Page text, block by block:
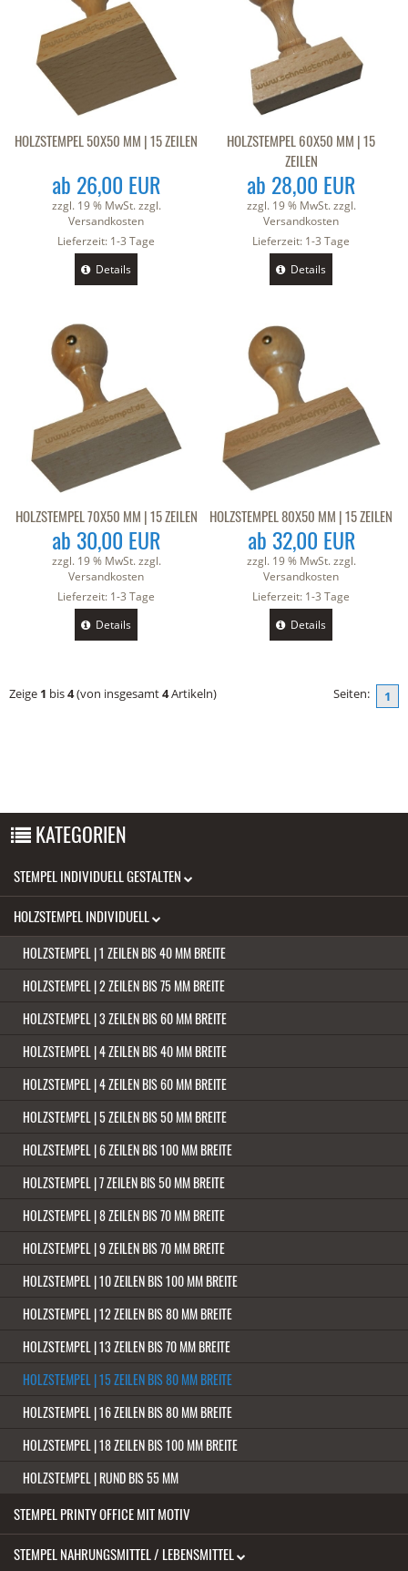
HOLZSTEMPEL 50X50 MM | 15 ZEILEN
ab 26,00 EUR
zzgl. 19 % MwSt. zzgl.
Versandkosten
Lieferzeit: 1-3 Tage
Details
HOLZSTEMPEL 60X50 MM | 15
ZEILEN
ab 28,00 EUR
zzgl. 19 % MwSt. zzgl.
Versandkosten
Lieferzeit: 1-3 Tage
Details
HOLZSTEMPEL 70X50 MM | 15 ZEILEN
ab 30,00 EUR
zzgl. 19 % MwSt. zzgl.
Versandkosten
Lieferzeit: 1-3 Tage
Details
HOLZSTEMPEL 80X50 MM | 15 ZEILEN
ab 32,00 EUR
zzgl. 19 % MwSt. zzgl.
Versandkosten
Lieferzeit: 1-3 Tage
Details
Zeige 1 bis4(von insgesamt4Artikeln) Seiten: 1
KATEGORIEN
STEMPEL INDIVIDUELL GESTALTEN
HOLZSTEMPEL INDIVIDUELL
HOLZSTEMPEL | 1 ZEILEN BIS 40 MM BREITE
HOLZSTEMPEL | 2 ZEILEN BIS 75 MM BREITE
HOLZSTEMPEL | 3 ZEILEN BIS 60 MM BREITE
HOLZSTEMPEL | 4 ZEILEN BIS 40 MM BREITE
HOLZSTEMPEL | 4 ZEILEN BIS 60 MM BREITE
HOLZSTEMPEL | 5 ZEILEN BIS 50 MM BREITE
HOLZSTEMPEL | 6 ZEILEN BIS 100 MM BREITE
HOLZSTEMPEL | 7 ZEILEN BIS 50 MM BREITE
HOLZSTEMPEL | 8 ZEILEN BIS 70 MM BREITE
HOLZSTEMPEL | 9 ZEILEN BIS 70 MM BREITE
HOLZSTEMPEL | 10 ZEILEN BIS 100 MM BREITE
HOLZSTEMPEL | 12 ZEILEN BIS 80 MM BREITE
HOLZSTEMPEL | 13 ZEILEN BIS 70 MM BREITE
HOLZSTEMPEL | 15 ZEILEN BIS 80 MM BREITE
HOLZSTEMPEL | 16 ZEILEN BIS 80 MM BREITE
HOLZSTEMPEL | 18 ZEILEN BIS 100 MM BREITE
HOLZSTEMPEL | RUND BIS 55 MM
STEMPEL PRINTY OFFICE MIT MOTIV
STEMPEL NAHRUNGSMITTEL / LEBENSMITTEL